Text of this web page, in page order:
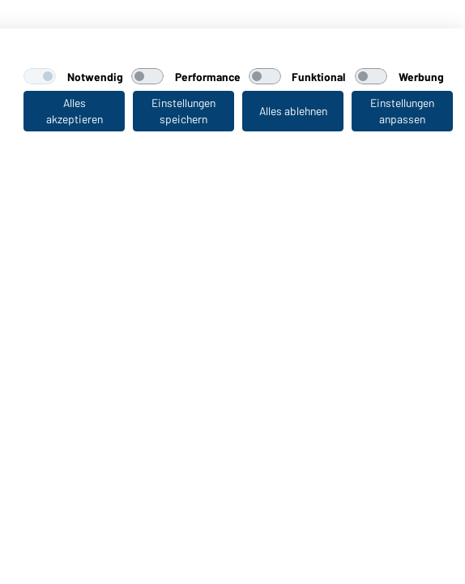
Zuletzt angesehen
Notwendig Performance Funktional
Werbung
Alles
akzeptieren
Einstellungen
speichern
Alles ablehnen
Einstellungen
anpassen